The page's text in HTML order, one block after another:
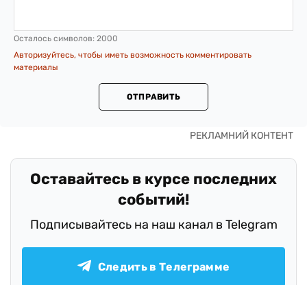
Осталось символов: 2000
Авторизуйтесь, чтобы иметь возможность комментировать
материалы
ОТПРАВИТЬ
Оставайтесь в курсе последних
событий!
Подписывайтесь на наш канал в Telegram
Следить в Телеграмме